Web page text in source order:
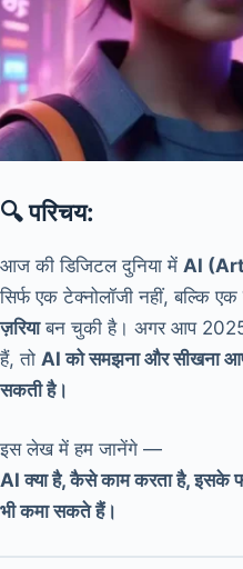
🔍 परिचय:
आज की डिजिटल दुनिया में AI
सिर्फ एक टेक्नोलॉजी नहीं, बल्कि एक
ज़रियाबन चुकी है। अगर आप
हैं, तो AI को समझना और सीखना
सकती है।
इस लेख में हम जानेंगे —
AI क्या है, कैसे काम करता है,
भी कमा सकते हैं।